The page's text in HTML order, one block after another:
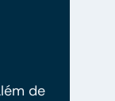
de